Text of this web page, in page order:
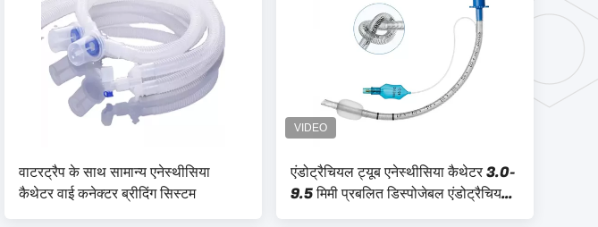
वाटरट्रैप के साथ सामान्य एनेस्थीसिया
कैथेटर वाई कनेक्टर ब्रीदिंग सिस्टम
एंडोट्रैचियल ट्यूब एनेस्थीसिया कैथेटर 3.0-
9.5 मिमी प्रबलित डिस्पोजेबल एंडोट्रैचियल
ट्यूब कफ